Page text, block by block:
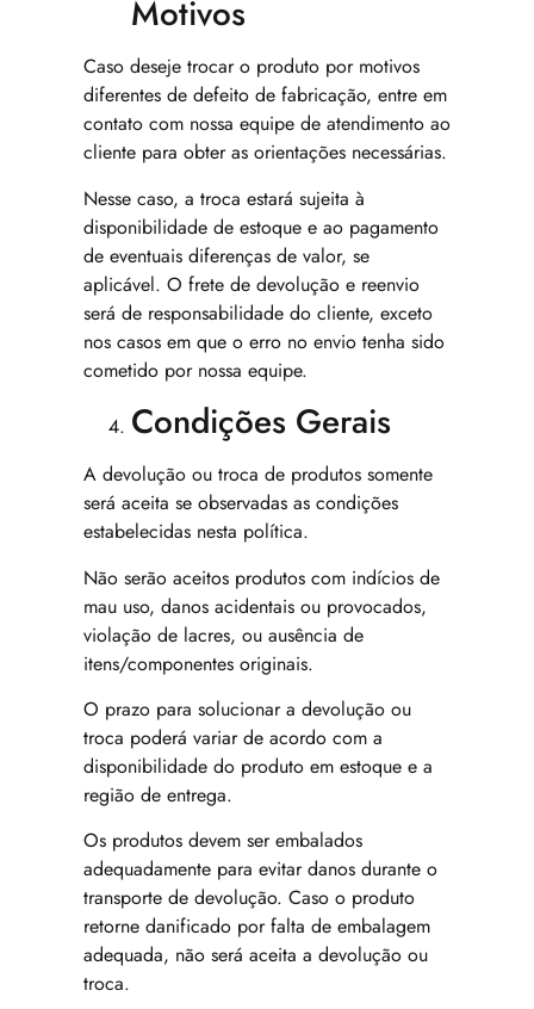
Motivos
Caso deseje trocar o produto por motivos
diferentes de defeito de fabricação, entre em
contato com nossa equipe de atendimento ao
cliente para obter as orientações necessárias.
Nesse caso, a troca estará sujeita à
disponibilidade de estoque e ao pagamento
de eventuais diferenças de valor, se
aplicável. O frete de devolução e reenvio
será de responsabilidade do cliente, exceto
nos casos em que o erro no envio tenha sido
cometido por nossa equipe.
Condições Gerais
A devolução ou troca de produtos somente
será aceita se observadas as condições
estabelecidas nesta política.
Não serão aceitos produtos com indícios de
mau uso, danos acidentais ou provocados,
violação de lacres, ou ausência de
itens/componentes originais.
O prazo para solucionar a devolução ou
troca poderá variar de acordo com a
disponibilidade do produto em estoque e a
região de entrega.
Os produtos devem ser embalados
adequadamente para evitar danos durante o
transporte de devolução. Caso o produto
retorne danificado por falta de embalagem
adequada, não será aceita a devolução ou
troca.